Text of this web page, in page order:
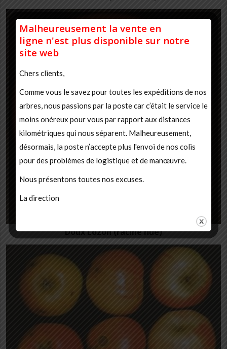
Doux Lozon (racine nue)
Malheureusement la vente en
ligne n'est plus disponible sur notre
site web
Chers clients,
Comme vous le savez pour toutes les expéditions de nos
arbres, nous passions par la poste car c’était le service le
moins onéreux pour vous par rapport aux distances
kilométriques qui nous séparent. Malheureusement,
désormais, la poste n’accepte plus l'envoi de nos colis
pour des problèmes de logistique et de manœuvre.
Nous présentons toutes nos excuses.
La direction